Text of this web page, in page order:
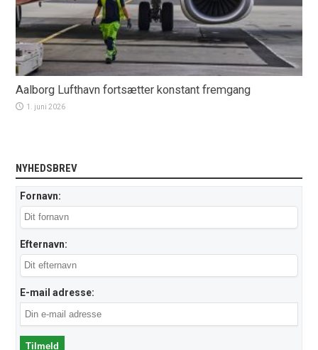
Aalborg Lufthavn fortsætter konstant fremgang
1. juni 2026
NYHEDSBREV
Fornavn:
Efternavn:
E-mail adresse: